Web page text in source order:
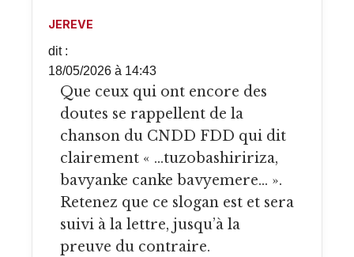
JEREVE
dit :
18/05/2026 à 14:43
Que ceux qui ont encore des
doutes se rappellent de la
chanson du CNDD FDD qui dit
clairement « …tuzobashiririza,
bavyanke canke bavyemere… ».
Retenez que ce slogan est et sera
suivi à la lettre, jusqu’à la
preuve du contraire.